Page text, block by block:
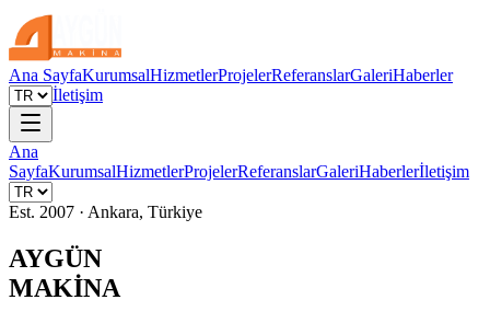
Ana SayfaKurumsalHizmetlerProjelerReferanslarGaleriHaberler
İletişim
Ana
SayfaKurumsalHizmetlerProjelerReferanslarGaleriHaberlerİletişim
Est. 2007 · Ankara, Türkiye
AYGÜN
MAKİNA